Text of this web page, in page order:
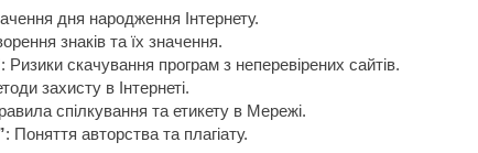
дня народження Інтернету.
знаків та їх значення.
: Ризики скачування програм з неперевірених сайтів.
захисту в Інтернеті.
спілкування та етикету в Мережі.
: Поняття авторства та плагіату.